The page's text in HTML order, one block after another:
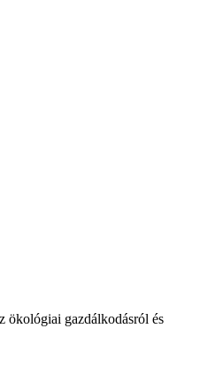
ökológiai gazdálkodásról és